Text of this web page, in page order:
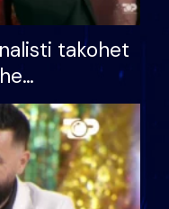
takohet
ndonjë letër